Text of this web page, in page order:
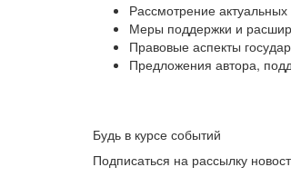
Рассмотрение
Меры поддержки и
Правовые аспекты
Предложения автора,
Будь в курсе событий
Подписаться на рассылку